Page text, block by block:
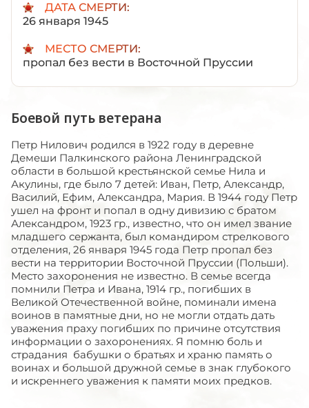
ДАТА СМЕРТИ:
26 января 1945
МЕСТО СМЕРТИ:
пропал без вести в Восточной Пруссии
Боевой путь ветерана
Петр Нилович родился в 1922 году в деревне
Демеши Палкинского района Ленинградской
области в большой крестьянской семье Нила и
Акулины, где было 7 детей: Иван, Петр, Александр,
Василий, Ефим, Александра, Мария. В 1944 году Петр
ушел на фронт и попал в одну дивизию с братом
Александром, 1923 гр., известно, что он имел звание
младшего сержанта, был командиром стрелкового
отделения, 26 января 1945 года Петр пропал без
вести на территории Восточной Пруссии (Польши).
Место захоронения не известно. В семье всегда
помнили Петра и Ивана, 1914 гр., погибших в
Великой Отечественной войне, поминали имена
воинов в памятные дни, но не могли отдать дать
уважения праху погибших по причине отсутствия
информации о захоронениях. Я помню боль и
страдания бабушки о братьях и храню память о
воинах и большой дружной семье в знак глубокого
и искреннего уважения к памяти моих предков.